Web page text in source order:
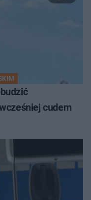
cudem